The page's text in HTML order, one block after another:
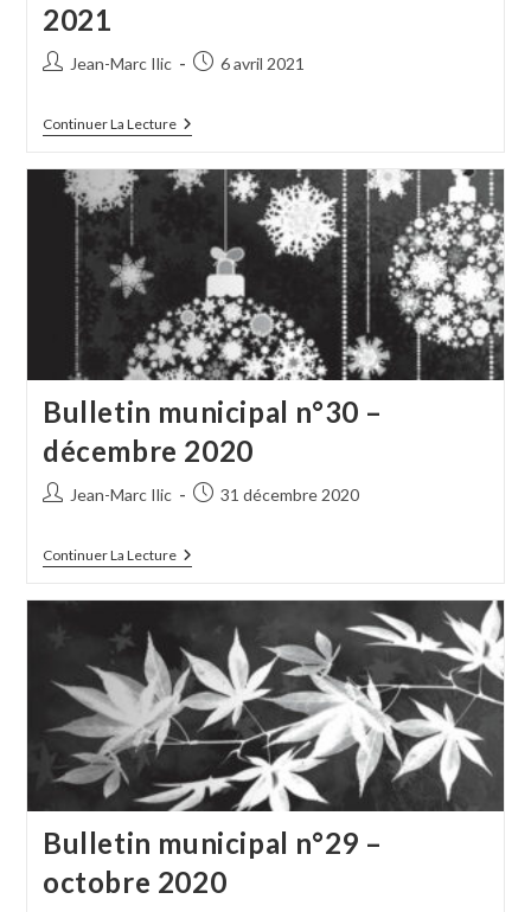
2021
Auteur/autrice
publication :
Jean-Marc Ilic
Publication
6 avril 2021
Continuer La LectureBulletin
Municipal
–
Avril
Bulletin municipal n°30 –
décembre 2020
Auteur/autrice
publication :
Jean-Marc Ilic
Publication
31 décembre 2020
Continuer La LectureBulletin
Municipal
Décembre
2020
Bulletin municipal n°29 –
octobre 2020